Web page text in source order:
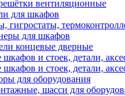
вентиляционные
для шкафов
гигростаты,
для шкафов
концевые дверные
и стоек, детали,
и стоек, детали,
для оборудования
шасси для